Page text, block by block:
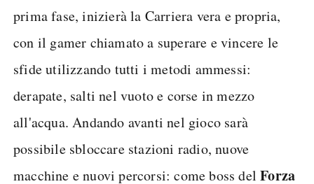
prima fase, inizierà la Carriera vera e propria,
con il gamer chiamato a superare e vincere le
sfide utilizzando tutti i metodi ammessi:
derapate, salti nel vuoto e corse in mezzo
all'acqua. Andando avanti nel gioco sarà
possibile sbloccare stazioni radio, nuove
macchine e nuovi percorsi: come boss delForza